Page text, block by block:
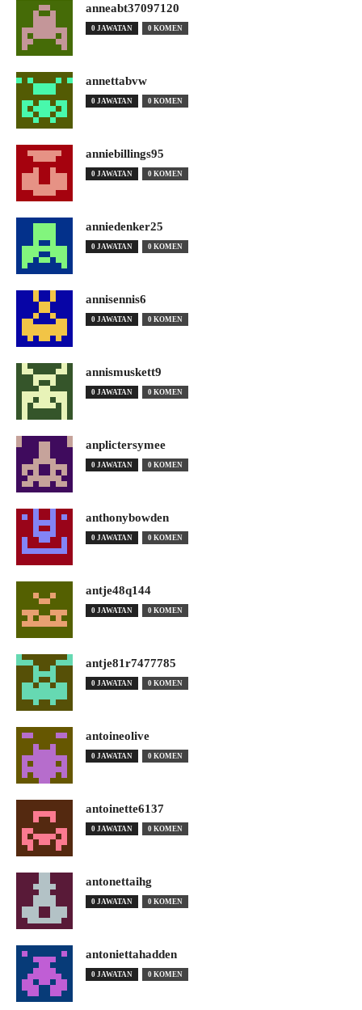
anneabt37097120
0 JAWATAN 0 KOMEN
annettabvw
0 JAWATAN 0 KOMEN
anniebillings95
0 JAWATAN 0 KOMEN
anniedenker25
0 JAWATAN 0 KOMEN
annisennis6
0 JAWATAN 0 KOMEN
annismuskett9
0 JAWATAN 0 KOMEN
anplictersymee
0 JAWATAN 0 KOMEN
anthonybowden
0 JAWATAN 0 KOMEN
antje48q144
0 JAWATAN 0 KOMEN
antje81r7477785
0 JAWATAN 0 KOMEN
antoineolive
0 JAWATAN 0 KOMEN
antoinette6137
0 JAWATAN 0 KOMEN
antonettaihg
0 JAWATAN 0 KOMEN
antoniettahadden
0 JAWATAN 0 KOMEN